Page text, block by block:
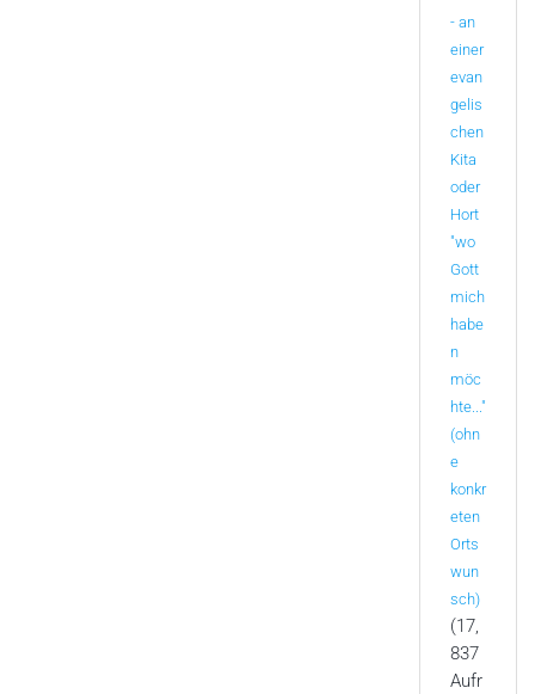
- an
einer
evan
gelis
chen
Kita
oder
Hort
"wo
Gott
mich
habe
n
möc
hte..."
(ohn
e
konkr
eten
Orts
wun
sch)
(17,
837
Aufr